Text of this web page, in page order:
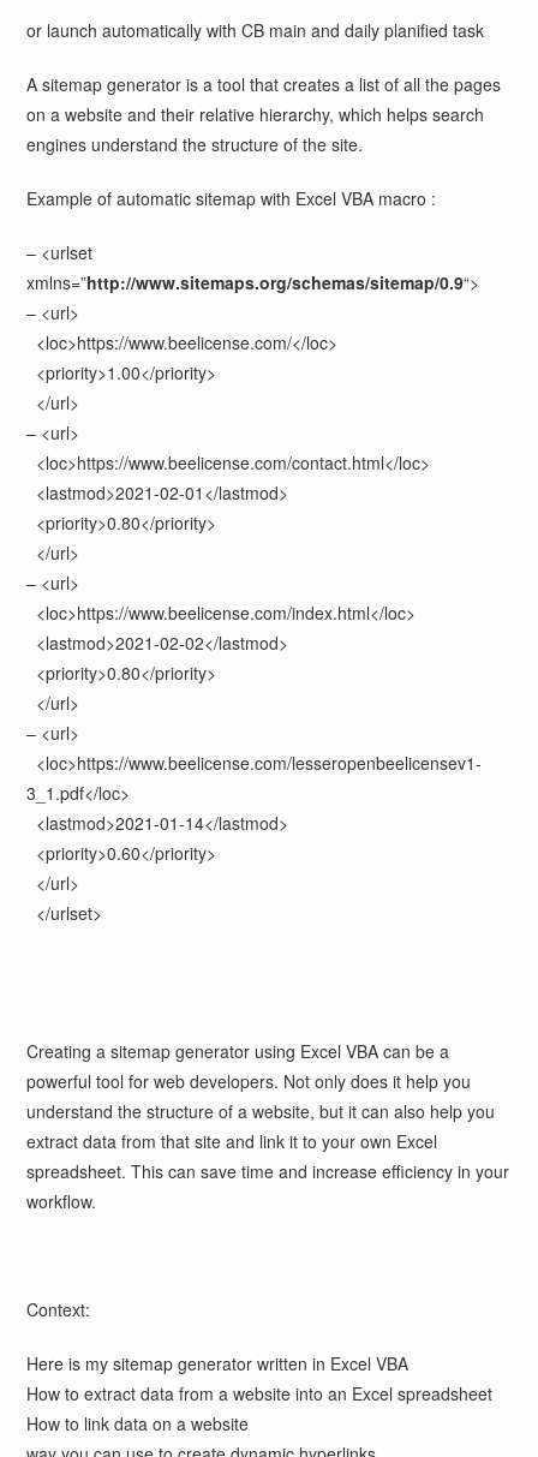
or launch automatically with CB main and daily planified task
A sitemap generator is a tool that creates a list of all the pages
on a website and their relative hierarchy, which helps search
engines understand the structure of the site.
Example of automatic sitemap with Excel VBA macro :
– <urlset
xmlns=”http://www.sitemaps.org/schemas/sitemap/0.9“>
– <url>
<loc>https://www.beelicense.com/</loc>
<priority>1.00</priority>
</url>
– <url>
<loc>https://www.beelicense.com/contact.html</loc>
<lastmod>2021-02-01 </lastmod>
<priority>0.80</priority>
</url>
– <url>
<loc>https://www.beelicense.com/index.html</loc>
<lastmod>2021-02-02</lastmod>
<priority>0.80</priority>
</url>
– <url>
<loc>https://www.beelicense.com/lesseropenbeelicensev1-
3_1.pdf</loc>
<lastmod>2021-01-14</lastmod>
<priority>0.60</priority>
</url>
</urlset>
Creating a sitemap generator using Excel VBA can be a
powerful tool for web developers. Not only does it help you
understand the structure of a website, but it can also help you
extract data from that site and link it to your own Excel
spreadsheet. This can save time and increase efficiency in your
workflow.
Context:
Here is my sitemap generator written in Excel VBA
How to extract data from a website into an Excel spreadsheet
How to link data on a website